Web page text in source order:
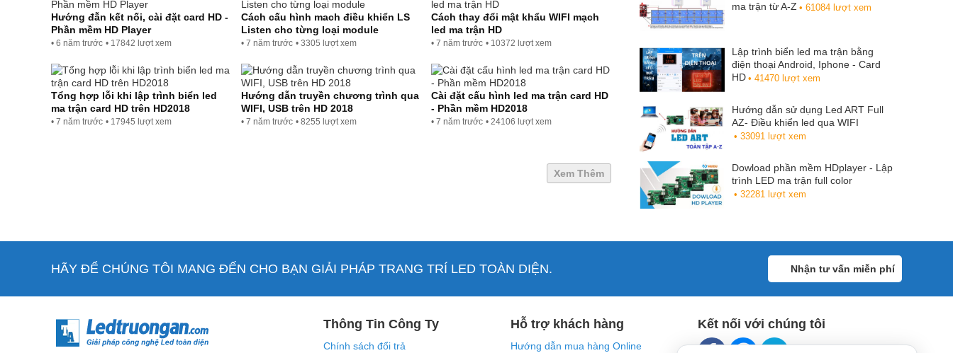
Hướng đẫn kết nối, cài đặt card HD -
Phần mềm HD Player
• 6 năm trước • 17842 lượt xem
Cách cấu hình mach điều khiển LS
Listen cho từng loại module
• 7 năm trước • 3305 lượt xem
Cách thay đổi mật khẩu WIFI mạch
led ma trận HD
• 7 năm trước • 10372 lượt xem
Tổng hợp lỗi khi lập trình biển led
ma trận card HD trên HD2018
• 7 năm trước • 17945 lượt xem
Hướng dẫn truyền chương trình qua
WIFI, USB trên HD 2018
• 7 năm trước • 8255 lượt xem
Cài đặt cấu hình led ma trận card HD
- Phần mềm HD2018
• 7 năm trước • 24106 lượt xem
Xem Thêm
ma trận từ A-Z • 61084 lượt xem
Lập trình biển led ma trận bằng
điện thoại Android, Iphone - Card
HD • 41470 lượt xem
Hướng dẫn sử dụng Led ART Full
AZ- Điều khiển led qua WIFI
• 33091 lượt xem
Dowload phần mềm HDplayer - Lập
trình LED ma trận full color
• 32281 lượt xem
HÃY ĐỂ CHÚNG TÔI MANG ĐẾN CHO BẠN GIẢI PHÁP TRANG TRÍ LED TOÀN DIỆN. Nhận tư vấn miễn phí
Thông Tin Công Ty
Chính sách đổi trả
Hỗ trợ khách hàng
Hướng dẫn mua hàng Online
Kết nối với chúng tôi